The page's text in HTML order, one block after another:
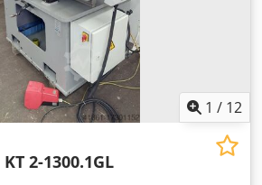
1 / 12
KT 2-1300.1GL